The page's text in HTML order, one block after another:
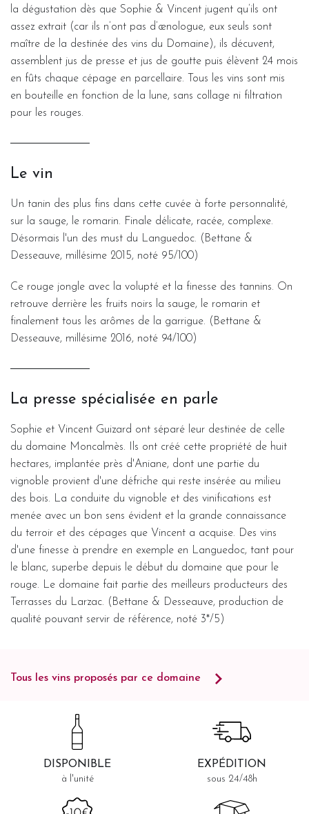
la dégustation dès que Sophie & Vincent jugent qu’ils ont
assez extrait (car ils n’ont pas d’œnologue, eux seuls sont
maître de la destinée des vins du Domaine), ils décuvent,
assemblent jus de presse et jus de goutte puis élèvent 24 mois
en fûts chaque cépage en parcellaire. Tous les vins sont mis
en bouteille en fonction de la lune, sans collage ni filtration
pour les rouges.
Le vin
Un tanin des plus fins dans cette cuvée à forte personnalité,
sur la sauge, le romarin. Finale délicate, racée, complexe.
Désormais l'un des must du Languedoc. (Bettane &
Desseauve, millésime 2015, noté 95/100)
Ce rouge jongle avec la volupté et la finesse des tannins. On
retrouve derrière les fruits noirs la sauge, le romarin et
finalement tous les arômes de la garrigue. (Bettane &
Desseauve, millésime 2016, noté 94/100)
La presse spécialisée en parle
Sophie et Vincent Guizard ont séparé leur destinée de celle
du domaine Moncalmès. Ils ont créé cette propriété de huit
hectares, implantée près d'Aniane, dont une partie du
vignoble provient d'une défriche qui reste insérée au milieu
des bois. La conduite du vignoble et des vinifications est
menée avec un bon sens évident et la grande connaissance
du terroir et des cépages que Vincent a acquise. Des vins
d'une finesse à prendre en exemple en Languedoc, tant pour
le blanc, superbe depuis le début du domaine que pour le
rouge. Le domaine fait partie des meilleurs producteurs des
Terrasses du Larzac. (Bettane & Desseauve, production de
qualité pouvant servir de référence, noté 3*/5)
Tous les vins proposés par ce domaine
DISPONIBLE
à l'unité
EXPÉDITION
sous 24/48h